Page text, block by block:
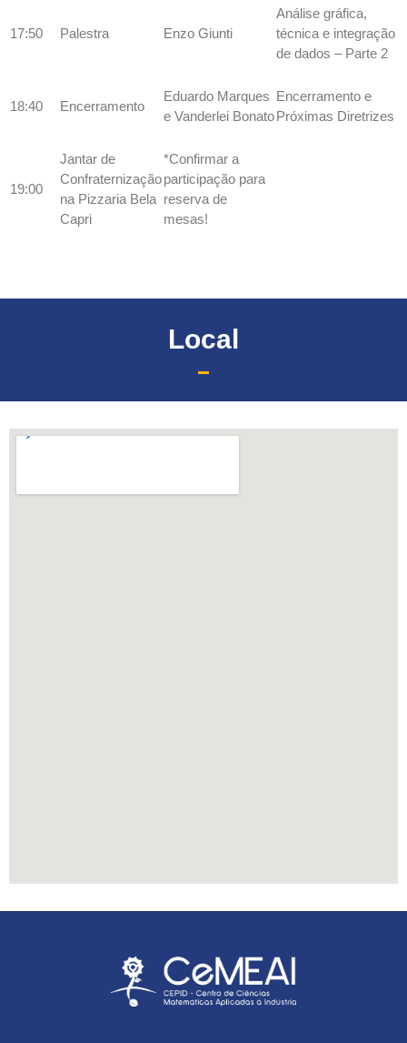
17:50 Palestra Enzo Giunti
Análise gráfica,
técnica e integração
de dados – Parte 2
18:40 Encerramento
Eduardo Marques
e Vanderlei Bonato
Encerramento e
Próximas Diretrizes
19:00
Jantar de
Confraternização
na Pizzaria Bela
Capri
*Confirmar a
participação para
reserva de
mesas!
Local